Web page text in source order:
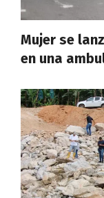
Mujer se
en una